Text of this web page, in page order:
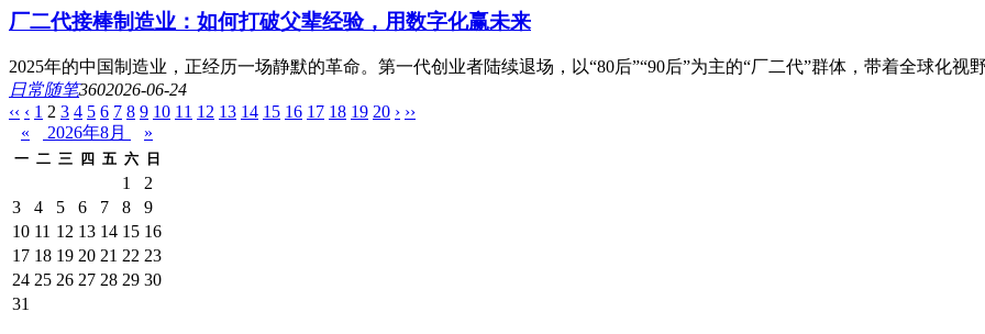
厂二代接棒制造业：如何打破父辈经验，用数字化赢未来
2025年的中国制造业，正经历一场静默的革命。第一代创业者陆续退场，以“80后”“90后”为主的“厂二代”群体，带着全球化视
日常随笔3602026-06-24
‹‹ ‹ 1 2 3 4 5 6 7 8 9 10 11 12 13 14 15 16 17 18 19 20 › ››
«
2026年8月 »
一 二 三 四 五 六 日
1
2
3
4 5 6 7 8
9
10 11 12 13 14 15 16
17 18 19 20 21 22 23
24 25 26 27 28 29 30
31